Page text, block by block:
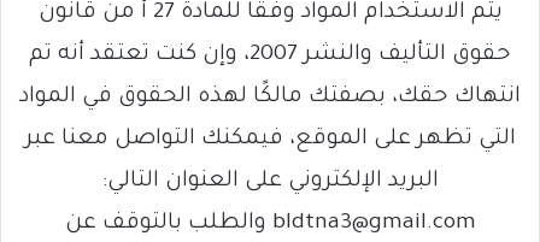
يتم الاستخدام المواد وفقًا للمادة 27 أ من قانون
حقوق التأليف والنشر 2007، وإن كنت تعتقد أنه تم
انتهاك حقك، بصفتك مالكًا لهذه الحقوق في المواد
التي تظهر على الموقع، فيمكنك التواصل معنا عبر
البريد الإلكتروني على العنوان التالي:
bldtna3@gmail.com والطلب بالتوقف عن